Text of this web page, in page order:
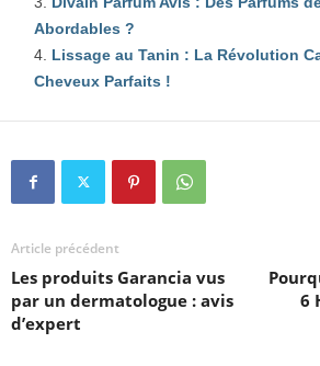
Abordables ?
Lissage au Tanin : La Révolution
Cheveux Parfaits !
Article précédent
Les produits Garancia vus
par un dermatologue : avis
d’expert
6